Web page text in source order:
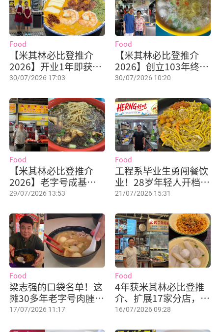
【米其林必比登推介
2026】开业1年即获认
可，人气摊位King of
Food
30/07/2026 17:03
【米其林必比登推介
2026】创立103年终获
肯定，添南兴肉脞面传
Food
30/07/2026 10:20
【米其林必比登推介
2026】老字号成基黑
鸡补品首次入榜，二
亲尤为重要
Food
29/07/2026 13:53
工程系毕业生勇闯餐饮
业！28岁年轻人开档卖
炒福建虾面，$3起吃到
Food
21/07/2026 15:31
梁志强的口袋名单！这
摊30多年老字号肉脞面
有什么特别？
Food
17/07/2026 11:17
4年获米其林必比登推
介、扩展17家分店，老
字号鱼圆面二代如何坚
Food
16/07/2026 09:28